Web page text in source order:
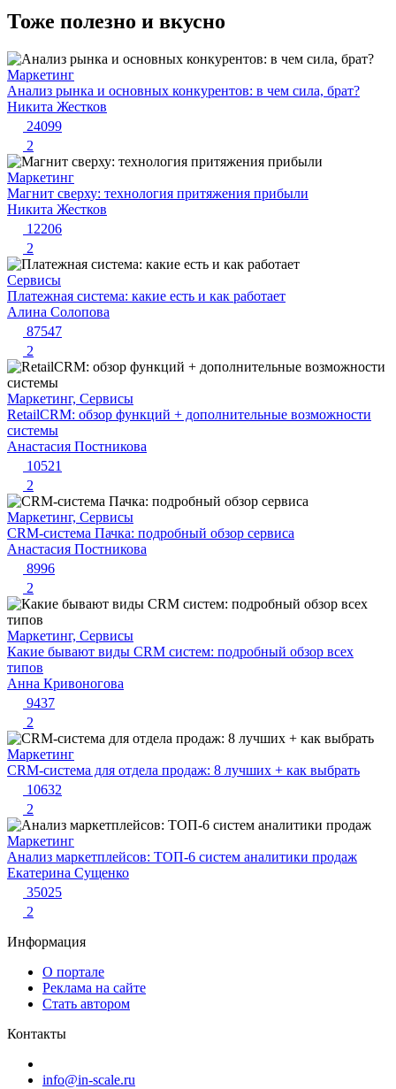
Тоже полезно и вкусно
Маркетинг
Анализ рынка и основных конкурентов: в чем сила, брат?
Никита Жестков
24099
2
Маркетинг
Магнит сверху: технология притяжения прибыли
Никита Жестков
12206
2
Сервисы
Платежная система: какие есть и как работает
Алина Солопова
87547
2
Маркетинг, Сервисы
RetailCRM: обзор функций + дополнительные возможности
системы
Анастасия Постникова
10521
2
Маркетинг, Сервисы
CRM-система Пачка: подробный обзор сервиса
Анастасия Постникова
8996
2
Маркетинг, Сервисы
Какие бывают виды CRM систем: подробный обзор всех
типов
Анна Кривоногова
9437
2
Маркетинг
CRM-система для отдела продаж: 8 лучших + как выбрать
10632
2
Маркетинг
Анализ маркетплейсов: ТОП-6 систем аналитики продаж
Екатерина Сущенко
35025
2
Информация
О портале
Реклама на сайте
Стать автором
Контакты
info@in-scale.ru